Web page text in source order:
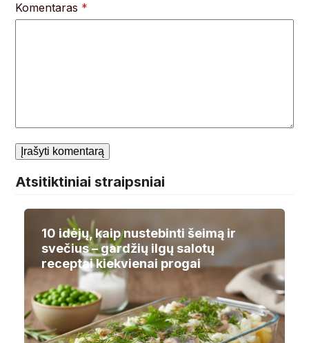
Komentaras *
Atsitiktiniai straipsniai
10 idėjų, kaip nustebinti šeimą ir
svečius – gardžių ilgų salotų
receptai kiekvienai progai